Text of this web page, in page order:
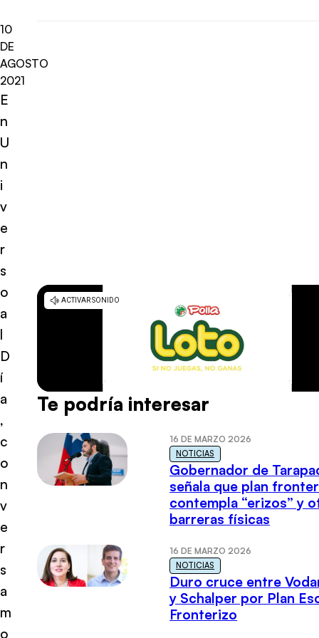
10
DE
AGOSTO
2021
E
n
U
n
i
v
e
r
s
o
a
l
D
í
a
,
c
o
n
v
e
r
s
a
m
o
Te podría interesar
16 DE MARZO 2026
NOTICIAS
Gobernador de
señala que plan
contempla “erizos” y
barreras físicas
16 DE MARZO 2026
NOTICIAS
Duro cruce entre
y Schalper por Plan
Fronterizo